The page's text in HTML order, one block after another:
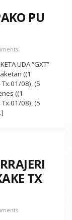
PU
UDA “GXT”
((1
08), (5
((1
08), (5
TX